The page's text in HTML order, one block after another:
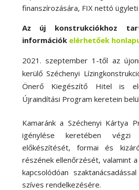
finanszírozására, FIX nettó
Az új konstrukciókhoz
információk elérhetőek
szeptember 1-től az
kerülő Széchenyi
Önerő Kiegészítő Hitel is
Újraindítási Program keretein
Kamaránk a Széchenyi Kártya
igénylése keretében végzi
előkészítését, formai és
részének ellenőrzését, valamint
kapcsolódóan
szíves rendelkezésére.